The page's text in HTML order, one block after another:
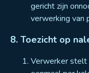
gericht zijn
verwerking van
8. Toezicht op
Verwerker stelt